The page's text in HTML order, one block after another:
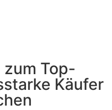
zum Top-
Käufer